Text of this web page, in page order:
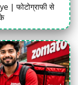
| फोटोग्राफी से